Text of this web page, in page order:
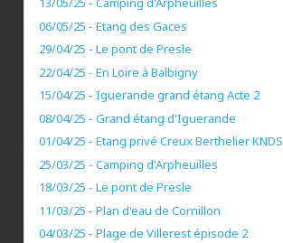
06/05/25 - Etang des Gaces
29/04/25 - Le pont de Presle
22/04/25 - En Loire à Balbigny
15/04/25 - Iguerande grand étang Acte 2
08/04/25 - Grand étang d'Iguerande
01/04/25 - Etang privé Creux Berthelier KNDS
25/03/25 - Camping d'Arpheuilles
18/03/25 - Le pont de Presle
11/03/25 - Plan d'eau de Cornillon
04/03/25 - Plage de Villerest épisode 2